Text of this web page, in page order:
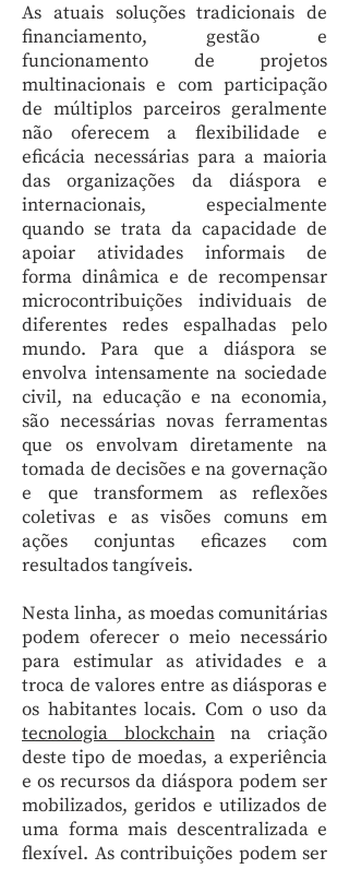
As atuais soluções tradicionais de
financiamento, gestão e
funcionamento de projetos
multinacionais e com participação
de múltiplos parceiros geralmente
não oferecem a flexibilidade e
eficácia necessárias para a maioria
das organizações da diáspora e
internacionais, especialmente
quando se trata da capacidade de
apoiar atividades informais de
forma dinâmica e de recompensar
microcontribuições individuais de
diferentes redes espalhadas pelo
mundo. Para que a diáspora se
envolva intensamente na sociedade
civil, na educação e na economia,
são necessárias novas ferramentas
que os envolvam diretamente na
tomada de decisões e na governação
e que transformem as reflexões
coletivas e as visões comuns em
ações conjuntas eficazes com
resultados tangíveis.
Nesta linha, as moedas comunitárias
podem oferecer o meio necessário
para estimular as atividades e a
troca de valores entre as diásporas e
os habitantes locais. Com o uso da
tecnologia blockchainna criação
deste tipo de moedas, a experiência
e os recursos da diáspora podem ser
mobilizados, geridos e utilizados de
uma forma mais descentralizada e
flexível. As contribuições podem ser